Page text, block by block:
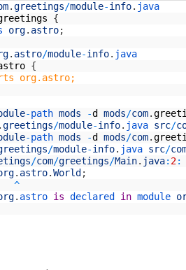
.greetings/module-info. java
{
org. astro;
. astro/module-info. java
{
org.astro;
-path mods -d mods/com.
.greetings/module-info. java src/
-path mods -d mods/com.
/module-info. java src/
/com/greetings/Main. java: 2:
. astro.World ;
^
. astro is declared in module